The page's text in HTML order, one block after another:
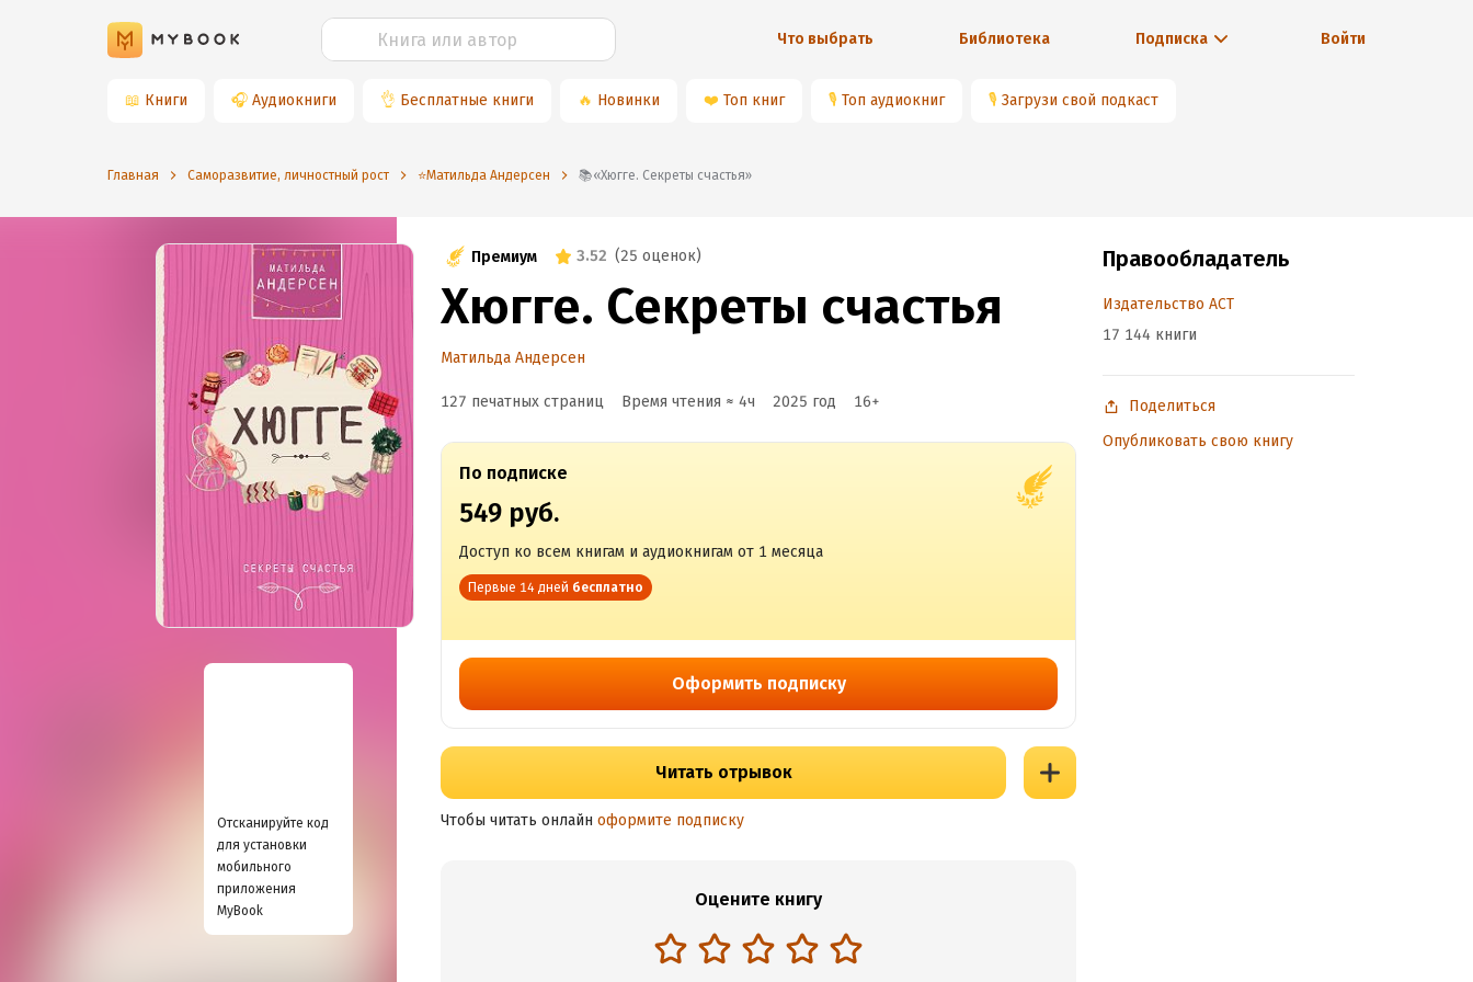
Что выбрать Библиотека Подписка Войти
📖 Книги 🎧 Аудиокниги 👌 Бесплатные книги 🔥 Новинки ❤️ Топ книг 🎙 Топ аудиокниг 🎙 Загрузи свой подкаст
Главная Саморазвитие, личностный рост ⭐️Матильда Андерсен 📚«Хюгге. Секреты счастья»
Отсканируйте код
для установки
мобильного
приложения
MyBook
Премиум 3.52 (25 оценок)
Хюгге. Секреты счастья
Матильда Андерсен
127 печатных страниц Время чтения ≈ 4ч 2025 год 16+
По подписке
549 руб.
Доступ ко всем книгам и аудиокнигам от 1 месяца
Первые 14 дней бесплатно
Оформить подписку
Читать отрывок
Чтобы читать онлайн оформите подписку
Оцените книгу
Правообладатель
Издательство АСТ
17 144 книги
Поделиться
Опубликовать свою книгу